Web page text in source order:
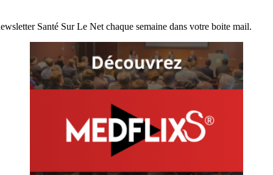
Santé Sur Le Net chaque semaine dans votre boite mail.